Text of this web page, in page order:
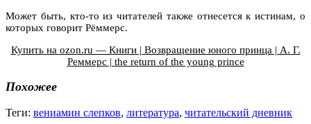
Может быть, кто-то из читателей также отнесется к истинам, о
которых говорит Рёммерс.
Купить на ozon.ru — Книги | Возвращение юного принца | А. Г.
Реммерс | the return of the young prince
Похожее
Теги: вениамин слепков, литература, читательский дневник